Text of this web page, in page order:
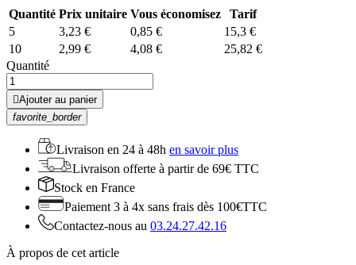
Quantité Prix unitaire Vous économisez
Tarif
5
3,23 € 0,85 €
15,3 €
10
2,99 € 4,08 €
25,82 €
Quantité
Ajouter au panier
favorite_border
Livraison en 24 à 48h en savoir plus
Livraison offerte à partir de 69€ TTC
Stock en France
Paiement 3 à 4x sans frais dès 100€TTC
Contactez-nous au 03.24.27.42.16
À propos de cet article